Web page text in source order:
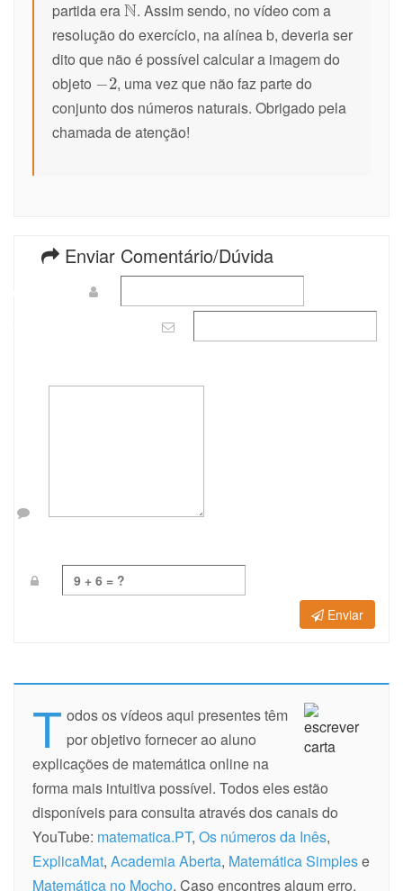
partida era
. Assim sendo, no vídeo com a
resolução do exercício, na alínea b, deveria ser
dito que não é possível calcular a imagem do
objeto
, uma vez que não faz parte do
conjunto dos números naturais. Obrigado pela
chamada de atenção!
Enviar Comentário/Dúvida
Enviar
T odos os vídeos aqui presentes têm
por objetivo fornecer ao aluno
explicações de matemática online na
forma mais intuitiva possível. Todos eles estão
disponíveis para consulta através dos canais do
YouTube: matematica.PT, Os números da Inês,
ExplicaMat, Academia Aberta, Matemática Simplese
Matemática no Mocho. Caso encontres algum erro,